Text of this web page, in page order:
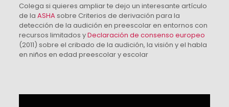
Colega si quieres ampliar te dejo un interesante artículo
de la ASHAsobre Criterios de derivación para la
detección de la audición en preescolar en entornos con
recursos limitados yDeclaración de consenso europeo
(2011) sobre el cribado de la audición, la visión y el habla
en niños en edad preescolar y escolar